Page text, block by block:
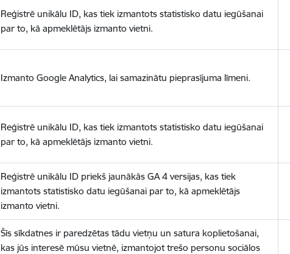
Reģistrē unikālu ID, kas tiek izmantots statistisko datu iegūšanai
par to, kā apmeklētājs izmanto vietni.
Izmanto Google Analytics, lai samazinātu pieprasījuma līmeni.
Reģistrē unikālu ID, kas tiek izmantots statistisko datu iegūšanai
par to, kā apmeklētājs izmanto vietni.
Reģistrē unikālu ID priekš jaunākās GA 4 versijas, kas tiek
izmantots statistisko datu iegūšanai par to, kā apmeklētājs
izmanto vietni.
Šīs sīkdatnes ir paredzētas tādu vietņu un satura koplietošanai,
kas jūs interesē mūsu vietnē, izmantojot trešo personu sociālos